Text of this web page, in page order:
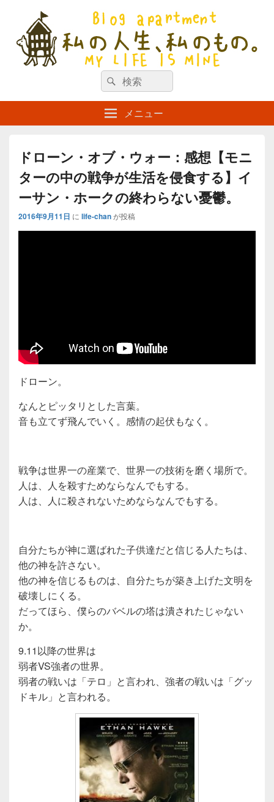
私の人生、私のもの。【新館】
検
索
対
象:
検
索
メニュー
ドローン・オブ・ウォー：感想【モニ
ターの中の戦争が生活を侵食する】イ
ーサン・ホークの終わらない憂鬱。
2016年9月11日 に life-chanが投稿
ドローン。
なんとピッタリとした言葉。
音も立てず飛んでいく。感情の起伏もなく。
戦争は世界一の産業で、世界一の技術を磨く場所で。
人は、人を殺すためならなんでもする。
人は、人に殺されないためならなんでもする。
自分たちが神に選ばれた子供達だと信じる人たちは、
他の神を許さない。
他の神を信じるものは、自分たちが築き上げた文明を
破壊しにくる。
だってほら、僕らのバベルの塔は潰されたじゃない
か。
9.11以降の世界は
弱者VS強者の世界。
弱者の戦いは「テロ」と言われ、強者の戦いは「グッ
ドキル」と言われる。